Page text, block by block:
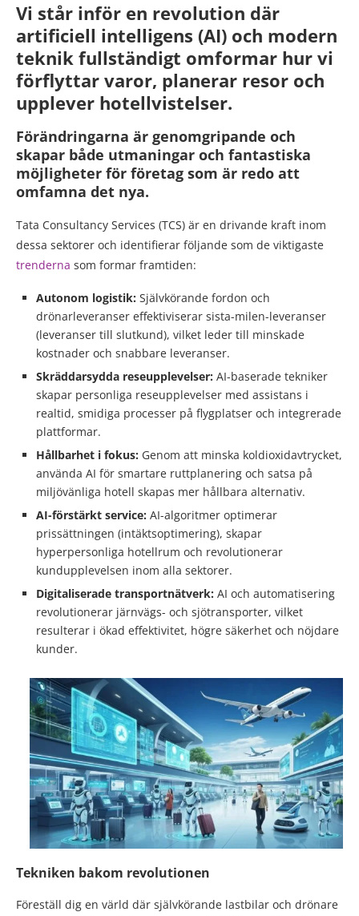
Vi står inför en revolution där
artificiell intelligens (AI) och modern
teknik fullständigt omformar hur vi
förflyttar varor, planerar resor och
upplever hotellvistelser.
Förändringarna är genomgripande och
skapar både utmaningar och fantastiska
möjligheter för företag som är redo att
omfamna det nya.
Tata Consultancy Services (TCS) är en drivande kraft inom
dessa sektorer och identifierar följande som de viktigaste
trenderna som formar framtiden:
Autonom logistik: Självkörande fordon och
drönarleveranser effektiviserar sista-milen-leveranser
(leveranser till slutkund), vilket leder till minskade
kostnader och snabbare leveranser.
Skräddarsydda reseupplevelser: AI-baserade tekniker
skapar personliga reseupplevelser med assistans i
realtid, smidiga processer på flygplatser och integrerade
plattformar.
Hållbarhet i fokus: Genom att minska koldioxidavtrycket,
använda AI för smartare ruttplanering och satsa på
miljövänliga hotell skapas mer hållbara alternativ.
AI-förstärkt service: AI-algoritmer optimerar
prissättningen (intäktsoptimering), skapar
hyperpersonliga hotellrum och revolutionerar
kundupplevelsen inom alla sektorer.
Digitaliserade transportnätverk: AI och automatisering
revolutionerar järnvägs- och sjötransporter, vilket
resulterar i ökad effektivitet, högre säkerhet och nöjdare
kunder.
Tekniken bakom revolutionen
Föreställ dig en värld där självkörande lastbilar och drönare